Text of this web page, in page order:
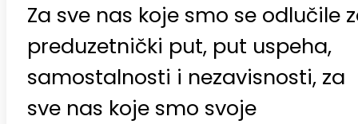
Za sve nas koje smo se odlučile
preduzetnički put, put uspeha,
samostalnosti i nezavisnosti, za
sve nas koje smo svoje